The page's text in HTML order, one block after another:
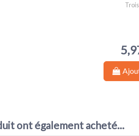
ont également acheté...